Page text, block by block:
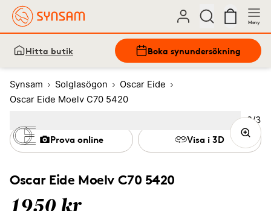
Meny
Hitta butik Boka synundersökning
Synsam Solglasögon
Oscar Eide
Oscar Eide Moelv C70 5420
Oscar Eide Moelv C70 5420
Prova online Visa i 3D
Bild
2/3
3